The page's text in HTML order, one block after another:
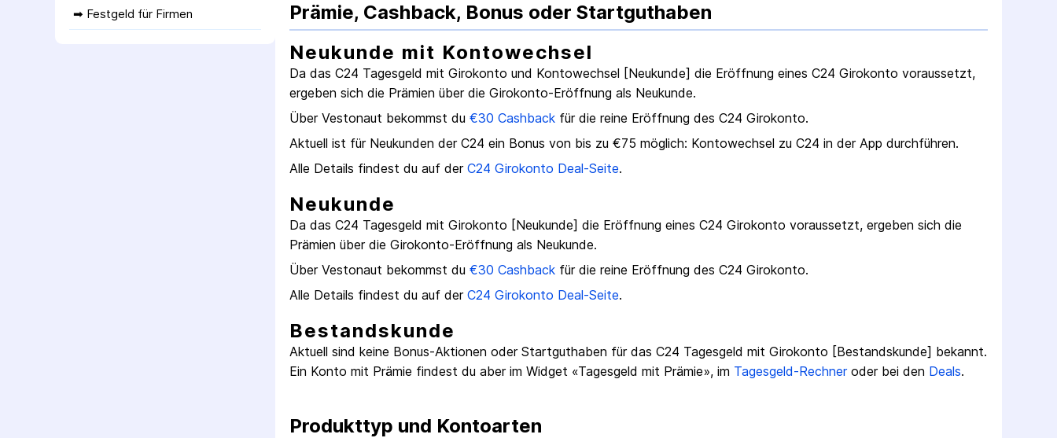
➡ Festgeld für Firmen
Prämie, Cashback, Bonus oder Startguthaben
Neukunde mit Kontowechsel
Da das C24 Tagesgeld mit Girokonto und Kontowechsel [Neukunde] die Eröffnung eines C24 Girokonto voraussetzt,
ergeben sich die Prämien über die Girokonto-Eröffnung als Neukunde.
Über Vestonaut bekommst du €30 Cashback für die reine Eröffnung des C24 Girokonto.
Aktuell ist für Neukunden der C24 ein Bonus von bis zu €75 möglich: Kontowechsel zu C24 in der App durchführen.
Alle Details findest du auf der C24 Girokonto Deal-Seite.
Neukunde
Da das C24 Tagesgeld mit Girokonto [Neukunde] die Eröffnung eines C24 Girokonto voraussetzt, ergeben sich die
Prämien über die Girokonto-Eröffnung als Neukunde.
Über Vestonaut bekommst du €30 Cashback für die reine Eröffnung des C24 Girokonto.
Alle Details findest du auf der C24 Girokonto Deal-Seite.
Bestandskunde
Aktuell sind keine Bonus-Aktionen oder Startguthaben für das C24 Tagesgeld mit Girokonto [Bestandskunde] bekannt.
Ein Konto mit Prämie findest du aber im Widget «Tagesgeld mit Prämie», im Tagesgeld-Rechneroder bei den Deals.
Produkttyp und Kontoarten